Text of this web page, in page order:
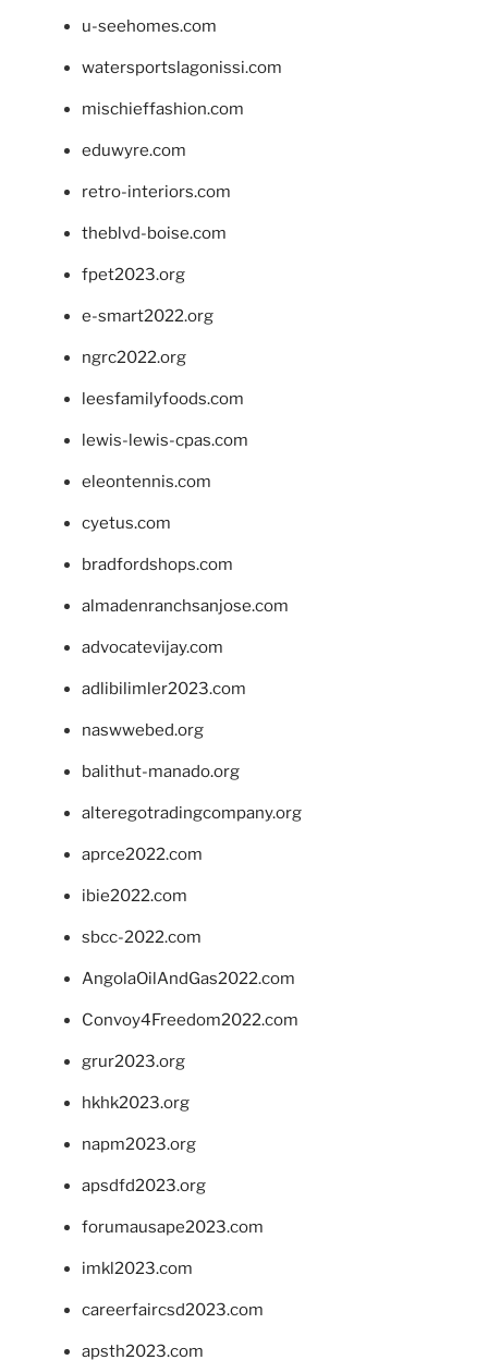
u-seehomes.com
watersportslagonissi.com
mischieffashion.com
eduwyre.com
retro-interiors.com
theblvd-boise.com
fpet2023.org
e-smart2022.org
ngrc2022.org
leesfamilyfoods.com
lewis-lewis-cpas.com
eleontennis.com
cyetus.com
bradfordshops.com
almadenranchsanjose.com
advocatevijay.com
adlibilimler2023.com
naswwebed.org
balithut-manado.org
alteregotradingcompany.org
aprce2022.com
ibie2022.com
sbcc-2022.com
AngolaOilAndGas2022.com
Convoy4Freedom2022.com
grur2023.org
hkhk2023.org
napm2023.org
apsdfd2023.org
forumausape2023.com
imkl2023.com
careerfaircsd2023.com
apsth2023.com